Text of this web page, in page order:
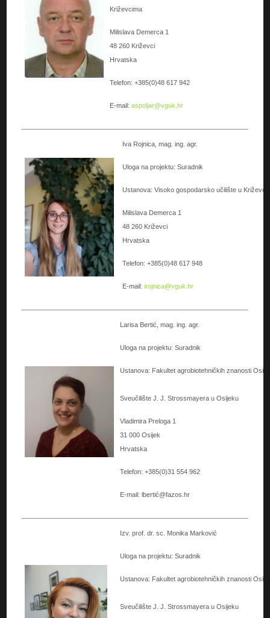
Križevcima
Milislava Demerca 1
48 260 Križevci
Hrvatska
Telefon: +385(0)48 617 942
E-mail:aspoljar@vguk.hr
Iva Rojnica, mag. ing. agr.
Uloga na projektu: Suradnik
Ustanova: Visoko gospodarsko učilište u
Milislava Demerca 1
48 260 Križevci
Hrvatska
Telefon: +385(0)48 617 948
E-mail:irojnica@vguk.hr
Larisa Bertić, mag. ing. agr.
Uloga na projektu: Suradnik
Ustanova: Fakultet agrobiotehničkih znanosti
Sveučilište J. J. Strossmayera u Osijeku
Vladimira Preloga 1
31 000 Osijek
Hrvatska
Telefon: +385(0)31 554 962
E-mail: lbertić@fazos.hr
Izv. prof. dr. sc. Monika Marković
Uloga na projektu: Suradnik
Ustanova: Fakultet agrobiotehničkih znanosti
Sveučilište J. J. Strossmayera u Osijeku